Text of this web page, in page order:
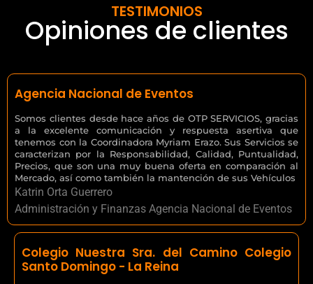
TESTIMONIOS
Opiniones de clientes
Agencia Nacional de Eventos
Somos clientes desde hace años de OTP SERVICIOS, gracias
a la excelente comunicación y respuesta asertiva que
tenemos con la Coordinadora Myriam Erazo. Sus Servicios se
caracterizan por la Responsabilidad, Calidad, Puntualidad,
Precios, que son una muy buena oferta en comparación al
Mercado, así como también la mantención de sus Vehículos
Katrin Orta Guerrero
Administración y Finanzas Agencia Nacional de Eventos
Colegio Nuestra Sra. del Camino Colegio
Santo Domingo - La Reina